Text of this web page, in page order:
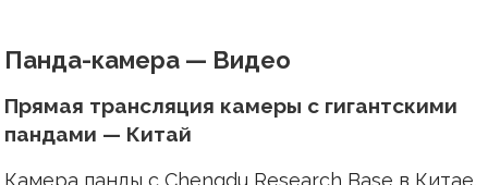
Панда-камера — Видео
Прямая трансляция камеры с гигантскими
пандами — Китай
Камера панды с Chengdu Research Base в Китае.